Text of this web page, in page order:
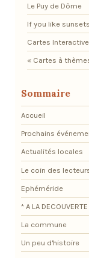
Le Puy de Dôme
If you like sunsets
Cartes
« Cartes à
Sommaire
Accueil
Prochains
Actualités locales
Le coin des
Ephéméride
* A LA
La commune
Un peu d'histoire